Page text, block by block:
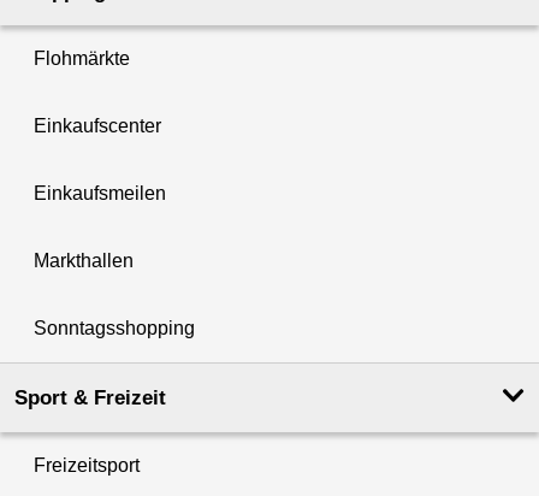
Flohmärkte
Einkaufscenter
Einkaufsmeilen
Markthallen
Sonntagsshopping
Sport & Freizeit
Freizeitsport